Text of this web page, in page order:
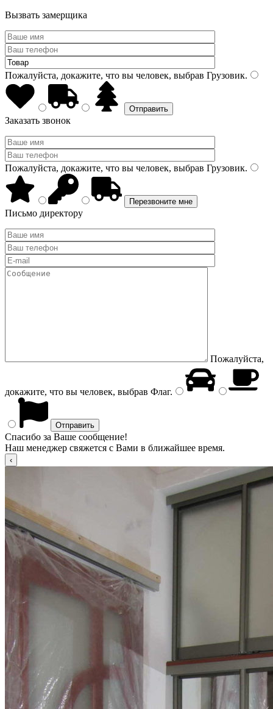
Вызвать замерщика
Пожалуйста, докажите, что вы человек, выбрав Грузовик.
Заказать звонок
Пожалуйста, докажите, что вы человек, выбрав Грузовик.
Письмо директору
Пожалуйста,
докажите, что вы человек, выбрав Флаг.
Спасибо за Ваше сообщение!
Наш менеджер свяжется с Вами в ближайшее время.